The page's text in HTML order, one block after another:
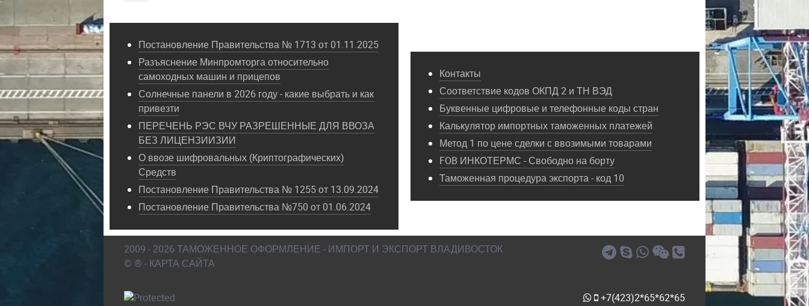
Постановление Правительства № 1713 от 01.11.2025
Разъяснение Минпромторга относительно
самоходных машин и прицепов
Солнечные панели в 2026 году - какие выбрать и как
привезти
ПЕРЕЧЕНЬ РЭС ВЧУ РАЗРЕШЕННЫЕ ДЛЯ ВВОЗА
БЕЗ ЛИЦЕНЗИИЗИИ
О ввозе шифровальных (Криптографических)
Средств
Постановление Правительства № 1255 от 13.09.2024
Постановление Правительства №750 от 01.06.2024
Контакты
Соответствие кодов ОКПД 2 и ТН ВЭД
Буквенные цифровые и телефонные коды стран
Калькулятор импортных таможенных платежей
Метод 1 по цене сделки с ввозимыми товарами
FOB ИНКОТЕРМС - Свободно на борту
Таможенная процедура экспорта - код 10
2009 - 2026 ТАМОЖЕННОЕ ОФОРМЛЕНИЕ - ИМПОРТ И ЭКСПОРТ ВЛАДИВОСТОК
© ® - КАРТА САЙТА
+7(423)2*65*62*65